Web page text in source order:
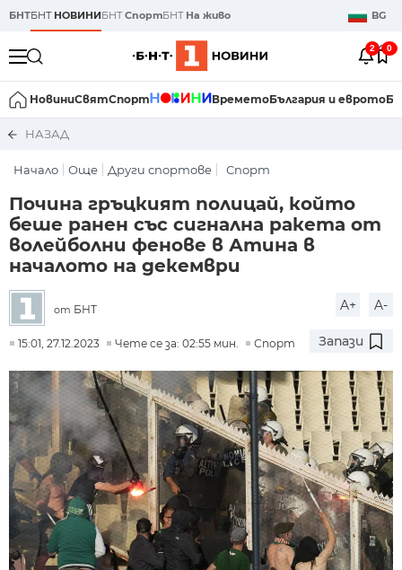
БНТБНТ НОВИНИБНТСпортБНТ На живо BG
2 0
НовиниСвятСпорт ВреметоБългария и еврото
НАЗАД
Начало Още Други спортове Спорт
Почина гръцкият полицай, който
беше ранен със сигнална ракета от
волейболни фенове в Атина в
началото на декември
от БНТ A+ A-
15:01, 27.12.2023 Чете се за: 02:55 мин. Спорт Запази